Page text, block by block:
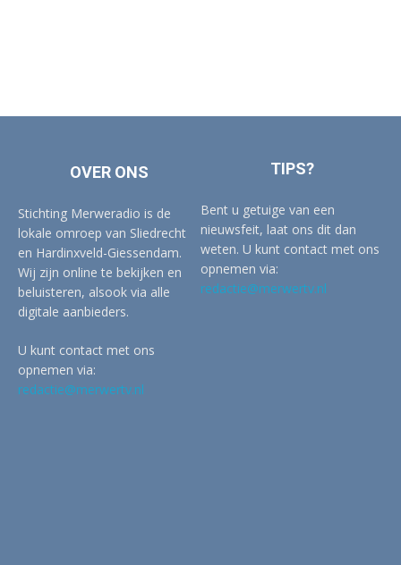
OVER ONS
Stichting Merweradio is de
lokale omroep van Sliedrecht
en Hardinxveld-Giessendam.
Wij zijn online te bekijken en
beluisteren, alsook via alle
digitale aanbieders.
U kunt contact met ons
opnemen via:
redactie@merwertv.nl
TIPS?
Bent u getuige van een
nieuwsfeit, laat ons dit dan
weten. U kunt contact met ons
opnemen via:
redactie@merwertv.nl